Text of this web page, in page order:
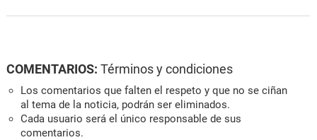
COMENTARIOS: Términos y condiciones
Los comentarios que falten el respeto y que no se ciñan
al tema de la noticia, podrán ser eliminados.
Cada usuario será el único responsable de sus
comentarios.